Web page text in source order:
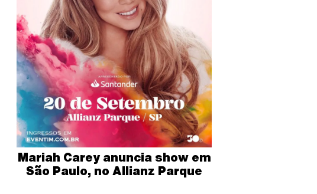
Mariah Carey anuncia show em
São Paulo, no Allianz Parque